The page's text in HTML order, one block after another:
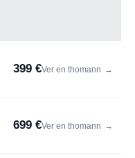
399 €Ver en thomann →
699 €Ver en thomann →